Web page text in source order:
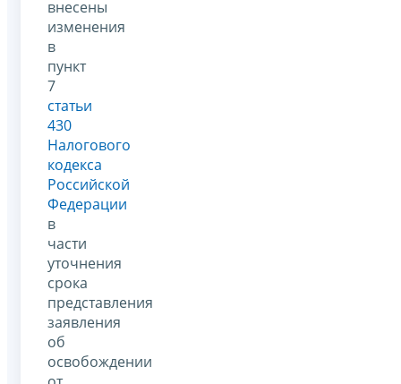
внесены
изменения
в
пункт
7
статьи
430
Налогового
кодекса
Российской
Федерации
в
части
уточнения
срока
представления
заявления
об
освобождении